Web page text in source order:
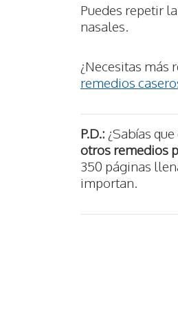
Puedes repetir
nasales.
¿Necesitas más
remedios
P.D.: ¿Sabías
otros remedios
350 páginas
importan.